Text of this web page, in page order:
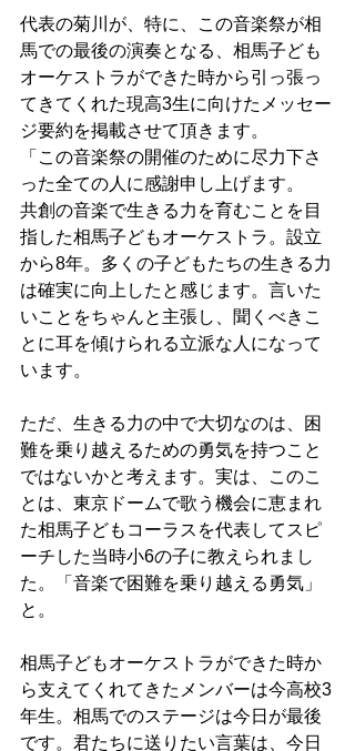
代表の菊川が、特に、この音楽祭が相
馬での最後の演奏となる、相馬子ども
オーケストラができた時から引っ張っ
てきてくれた現高3生に向けたメッセー
ジ要約を掲載させて頂きます。
「この音楽祭の開催のために尽力下さ
った全ての人に感謝申し上げます。
共創の音楽で生きる力を育むことを目
指した相馬子どもオーケストラ。設立
から8年。多くの子どもたちの生きる力
は確実に向上したと感じます。言いた
いことをちゃんと主張し、聞くべきこ
とに耳を傾けられる立派な人になって
います。
ただ、生きる力の中で大切なのは、困
難を乗り越えるための勇気を持つこと
ではないかと考えます。実は、このこ
とは、東京ドームで歌う機会に恵まれ
た相馬子どもコーラスを代表してスピ
ーチした当時小6の子に教えられまし
た。「音楽で困難を乗り越える勇気」
と。
相馬子どもオーケストラができた時か
ら支えてくれてきたメンバーは今高校3
年生。相馬でのステージは今日が最後
です。君たちに送りたい言葉は、今日